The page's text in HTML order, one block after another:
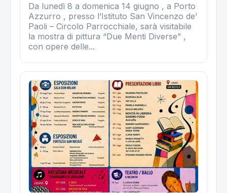
Da lunedì 8 a domenica 14 giugno , a Porto
Azzurro , presso l’Istituto San Vincenzo de’
Paoli – Circolo Parrocchiale, sarà visitabile
la mostra di pittura “Due Menti Diverse” ,
con opere delle...